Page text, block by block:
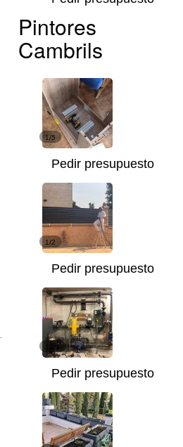
1/5
Pedir presupuesto
1/2
Pedir presupuesto
1/21
Pedir presupuesto
Pintores
Cambrils